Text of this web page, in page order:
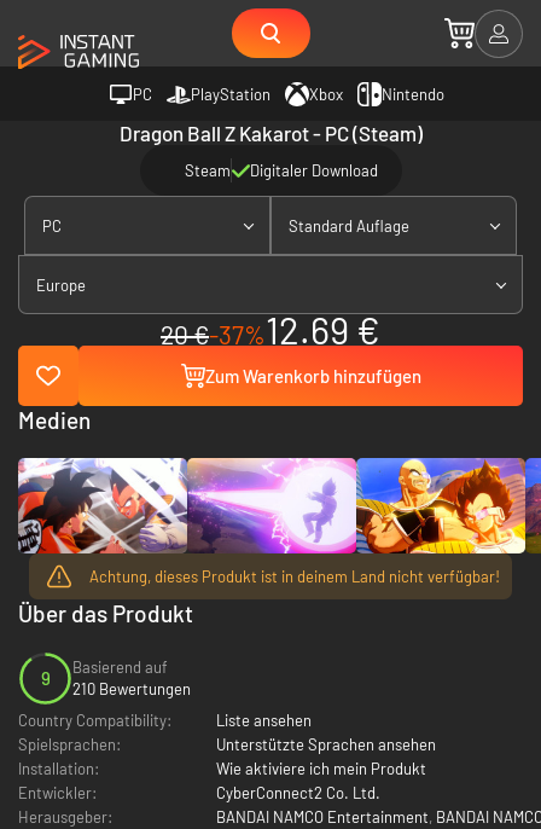
PC PlayStation Xbox Nintendo
Dragon Ball Z Kakarot - PC (Steam)
Steam Digitaler Download
PC Standard Auflage
Europe
20 €-37%12.69 €
Zum Warenkorb hinzufügen
Achtung, dieses Produkt ist in deinem Land nicht verfügbar!
Über das Produkt
9
Basierend auf
210 Bewertungen
Country Compatibility:
Liste ansehen
Spielsprachen:
Unterstützte Sprachen ansehen
Installation:
Wie aktiviere ich mein Produkt
Entwickler:
CyberConnect2 Co. Ltd.
Herausgeber:
BANDAI NAMCO Entertainment, BANDAI
Medien